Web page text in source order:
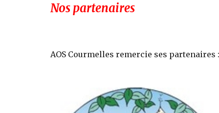
Nos partenaires
AOS Courmelles remercie ses partenaires :